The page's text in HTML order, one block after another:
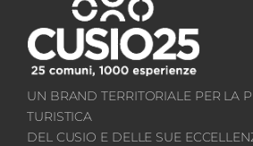
UN BRAND TERRITORIALE PER LA
TURISTICA
DEL CUSIO E DELLE SUE